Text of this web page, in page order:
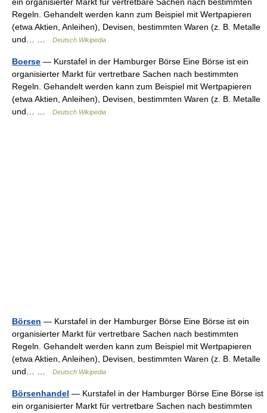
Regeln. Gehandelt werden kann zum Beispiel mit Wertpapieren
(etwa Aktien, Anleihen), Devisen, bestimmten Waren (z. B. Metalle
und… …
Deutsch Wikipedia
Boerse — Kurstafel in der Hamburger Börse Eine Börse ist ein
organisierter Markt für vertretbare Sachen nach bestimmten
Regeln. Gehandelt werden kann zum Beispiel mit Wertpapieren
(etwa Aktien, Anleihen), Devisen, bestimmten Waren (z. B. Metalle
und… …
Deutsch Wikipedia
Börsen — Kurstafel in der Hamburger Börse Eine Börse ist ein
organisierter Markt für vertretbare Sachen nach bestimmten
Regeln. Gehandelt werden kann zum Beispiel mit Wertpapieren
(etwa Aktien, Anleihen), Devisen, bestimmten Waren (z. B. Metalle
und… …
Deutsch Wikipedia
Börsenhandel — Kurstafel in der Hamburger Börse Eine Börse ist
ein organisierter Markt für vertretbare Sachen nach bestimmten